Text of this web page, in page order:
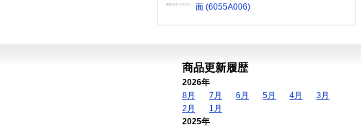
面 (6055A006)
商品更新履歴
2026年
8月
7月 6月 5月 4月
3月
2月
1月
2025年